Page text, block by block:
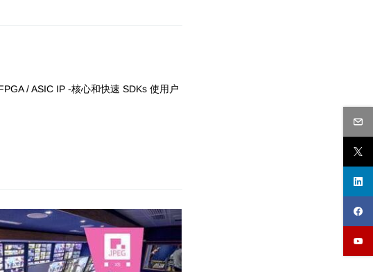
/ ASIC IP -核心和快速 SDKs 使用户